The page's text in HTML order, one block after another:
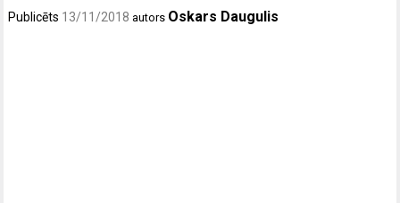
Publicēts 13/11/2018 autors Oskars Daugulis